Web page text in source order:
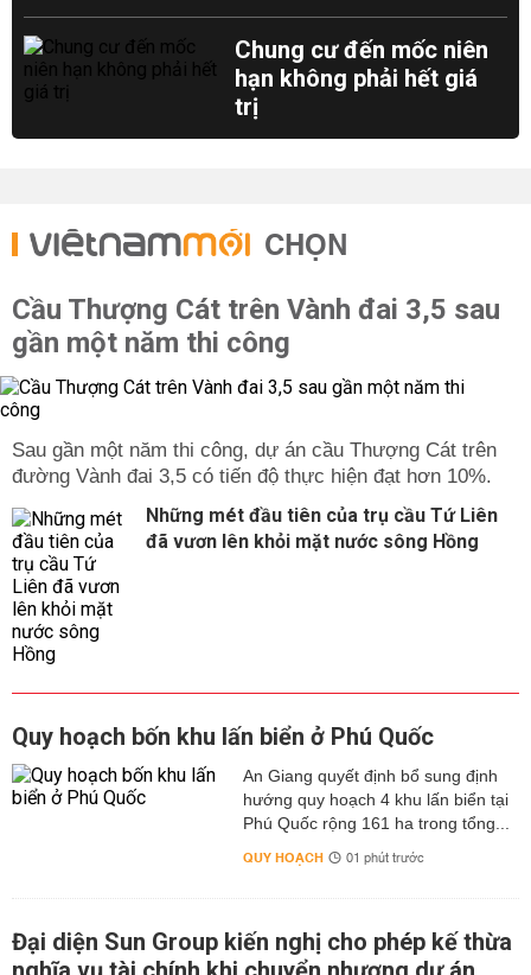
Chung cư đến mốc niên
hạn không phải hết giá
trị
CHỌN
Cầu Thượng Cát trên Vành đai 3,5 sau
gần một năm thi công
Sau gần một năm thi công, dự án cầu Thượng Cát trên
đường Vành đai 3,5 có tiến độ thực hiện đạt hơn 10%.
Những mét đầu tiên của trụ cầu Tứ Liên
đã vươn lên khỏi mặt nước sông Hồng
Quy hoạch bốn khu lấn biển ở Phú Quốc
An Giang quyết định bổ sung định
hướng quy hoạch 4 khu lấn biển tại
Phú Quốc rộng 161 ha trong tổng...
QUY HOẠCH 01 phút trước
Đại diện Sun Group kiến nghị cho phép kế thừa